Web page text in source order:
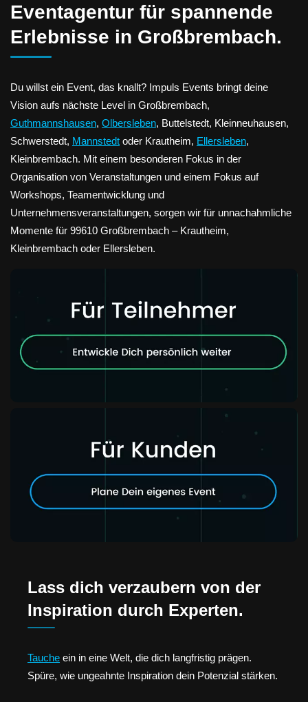
Eventagentur für spannende
Erlebnisse in Großbrembach.
Du willst ein Event, das knallt? Impuls Events bringt deine
Vision aufs nächste Level in Großbrembach,
Guthmannshausen, Olbersleben, Buttelstedt, Kleinneuhausen,
Schwerstedt, Mannstedt oder Krautheim, Ellersleben,
Kleinbrembach. Mit einem besonderen Fokus in der
Organisation von Veranstaltungen und einem Fokus auf
Workshops, Teamentwicklung und
Unternehmensveranstaltungen, sorgen wir für unnachahmliche
Momente für 99610 Großbrembach – Krautheim,
Kleinbrembach oder Ellersleben.
Lass dich verzaubern von der
Inspiration durch Experten.
Tauche ein in eine Welt, die dich langfristig prägen.
Spüre, wie ungeahnte Inspiration dein Potenzial stärken.